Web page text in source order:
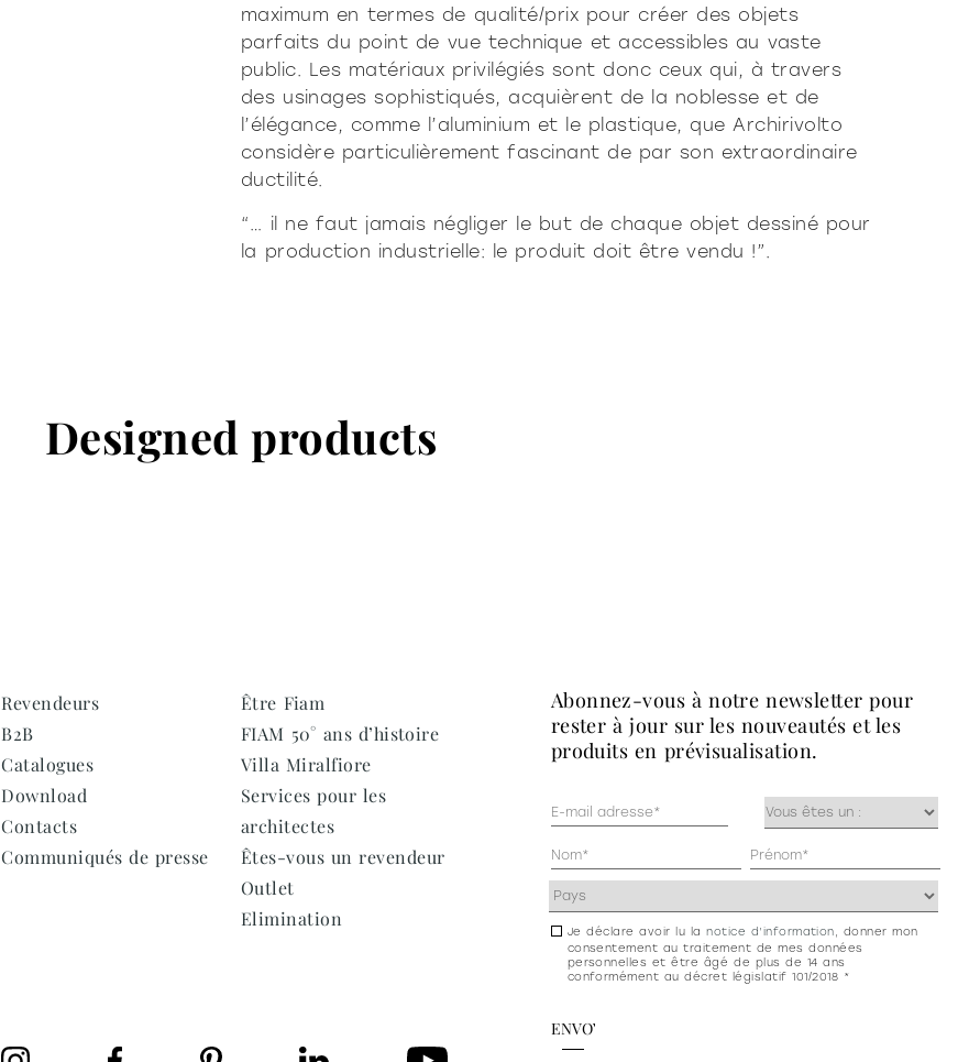
maximum en termes de qualité/prix pour créer des objets
parfaits du point de vue technique et accessibles au vaste
public. Les matériaux privilégiés sont donc ceux qui, à travers
des usinages sophistiqués, acquièrent de la noblesse et de
l’élégance, comme l’aluminium et le plastique, que Archirivolto
considère particulièrement fascinant de par son extraordinaire
ductilité.
“… il ne faut jamais négliger le but de chaque objet dessiné pour
la production industrielle: le produit doit être vendu !”.
Designed products
Revendeurs
B2B
Catalogues
Download
Contacts
Communiqués de presse
Être Fiam
FIAM 50° ans d’histoire
Villa Miralfiore
Services pour les
architectes
Êtes-vous un revendeur
Outlet
Elimination
abonnez-vous à notre newsletter pour
rester à jour sur les nouveautés et les
produits en prévisualisation.
Mail
(Nécessaire)
Occupazione
Anagrafica
(Nécessaire)
Indirizzo
Consenso
newsletter
privacy
Je déclare avoir lu lanotice d’information, donner mon
consentement au traitement de mes données
personnelles et être âgé de plus de 14 ans
conformément au décret législatif 101/2018 *